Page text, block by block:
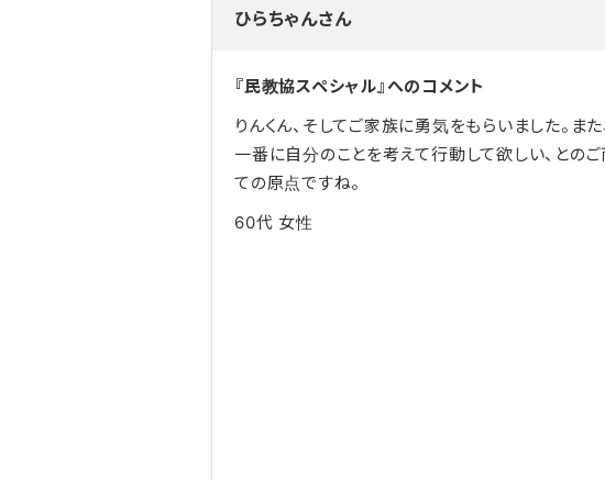
ひらちゃんさん
『民教協スペシャル』へのコメント
りんくん、そしてご家族に勇気をもらいました。また
一番に自分のことを考えて行動して欲しい、との
ての原点ですね。
60代 女性